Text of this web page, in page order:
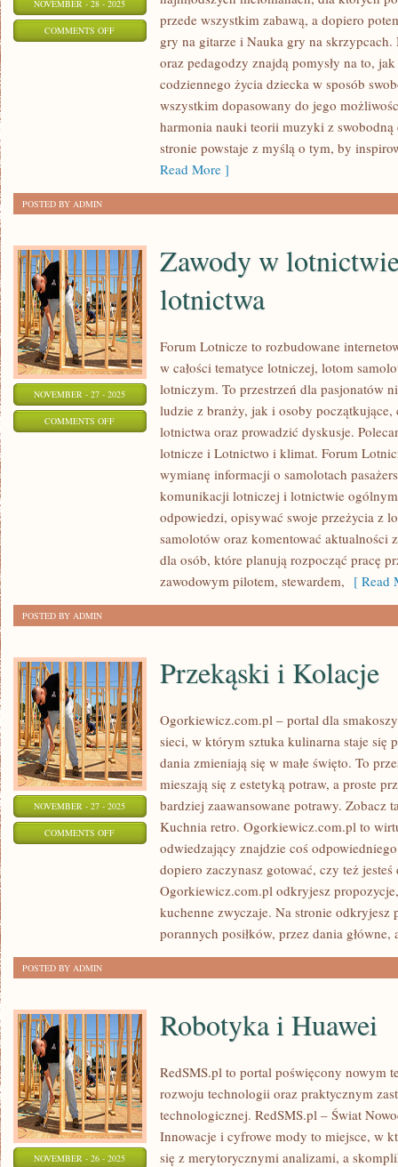
NOVEMBER - 28 - 2025
COMMENTS OFFON
MUZYCZNE
przede wszystkim zabawą, a dopiero
gry na gitarze i Nauka gry na
oraz pedagodzy znajdą pomysły na to,
codziennego życia dziecka w sposób
wszystkim dopasowany do jego
harmonia nauki teorii muzyki z swobodną
stronie powstaje z myślą o tym, by
Read More ]
POSTED BY ADMIN
NOVEMBER - 27 - 2025
COMMENTS OFFON
LOTNICTWA
Zawody w
lotnictwa
Forum Lotnicze to rozbudowane
w całości tematyce lotniczej, lotom
lotniczym. To przestrzeń dla pasjonatów
ludzie z branży, jak i osoby
lotnictwa oraz prowadzić dyskusje.
lotnicze i Lotnictwo i klimat. Forum
wymianę informacji o samolotach
komunikacji lotniczej i lotnictwie
odpowiedzi, opisywać swoje przeżycia z
samolotów oraz komentować aktualności
dla osób, które planują rozpocząć pracę
zawodowym pilotem, stewardem, [ Read
POSTED BY ADMIN
NOVEMBER - 27 - 2025
COMMENTS OFFON
PRZEKĄSKI
Przekąski i Kolacje
Ogorkiewicz.com.pl – portal dla
sieci, w którym sztuka kulinarna staje się
dania zmieniają się w małe święto. To
mieszają się z estetyką potraw, a proste
bardziej zaawansowane potrawy. Zobacz
Kuchnia retro. Ogorkiewicz.com.pl to
odwiedzający znajdzie coś
dopiero zaczynasz gotować, czy też
Ogorkiewicz.com.pl odkryjesz
kuchenne zwyczaje. Na stronie odkryjesz
porannych posiłków, przez dania główne,
POSTED BY ADMIN
NOVEMBER - 26 - 2025
Robotyka i Huawei
RedSMS.pl to portal poświęcony nowym
rozwoju technologii oraz praktycznym
technologicznej. RedSMS.pl – Świat
Innowacje i cyfrowe mody to miejsce, w
się z merytorycznymi analizami, a